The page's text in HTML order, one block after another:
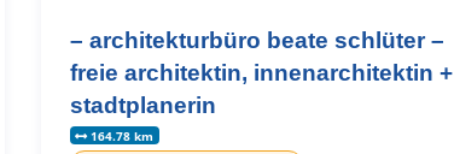
– architekturbüro beate schlüter –
freie architektin, innenarchitektin +
stadtplanerin
164.78 km